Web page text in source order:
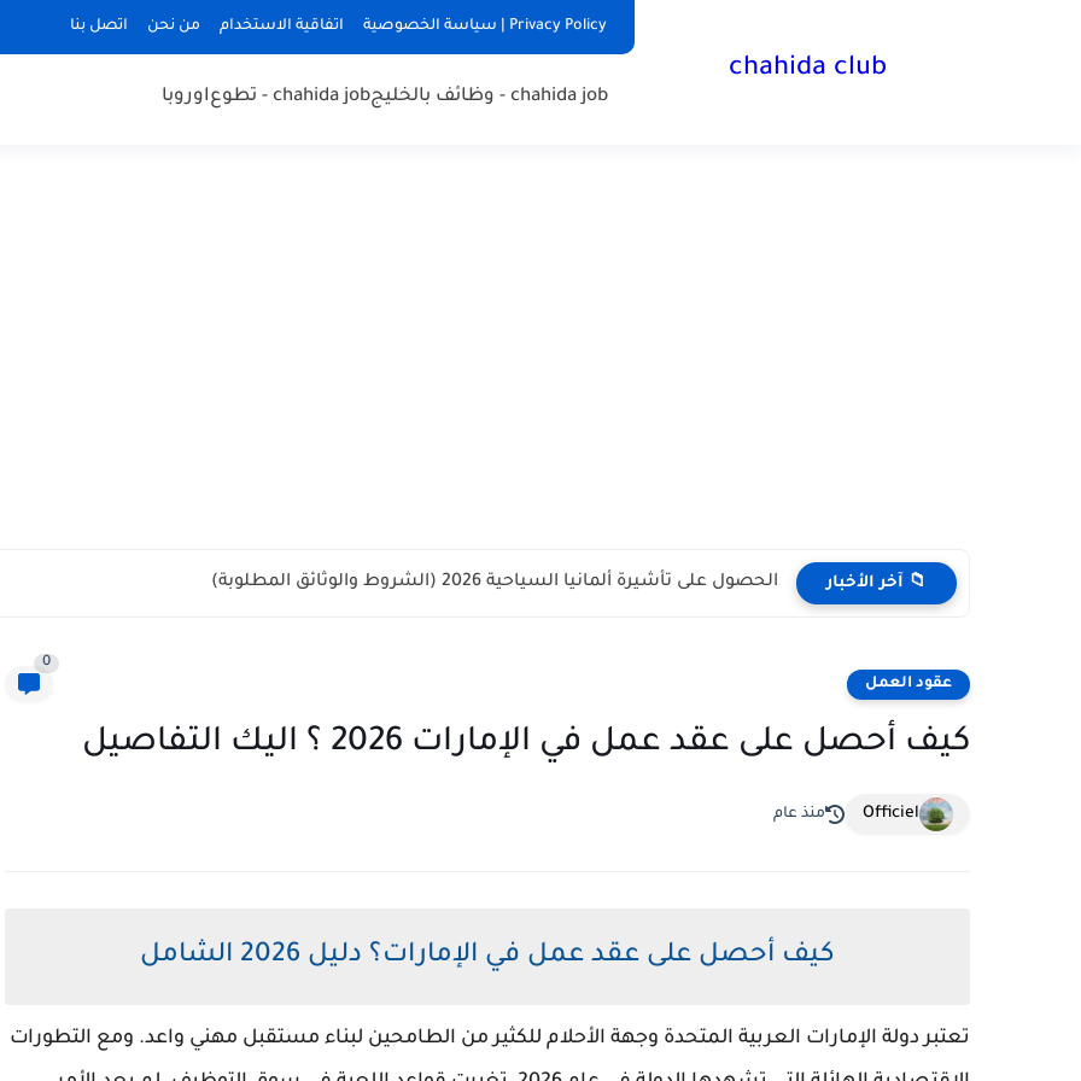
Privacy Policy | سياسة الخصوصية اتفاقية الاستخدام من نحن اتصل بنا
chahida club
chahida job - وظائف بالخليج chahida job - تطوع اوروبا
📁 آخر الأخبار الحصول على تأشيرة ألمانيا السياحية 2026 (الشروط والوثائق المطلوبة)
عقود العمل
0
كيف أحصل على عقد عمل في الإمارات 2026 ؟ اليك التفاصيل
Officiel منذ عام
كيف أحصل على عقد عمل في الإمارات؟ دليل 2026 الشامل
تعتبر دولة الإمارات العربية المتحدة وجهة الأحلام للكثير من الطامحين لبناء مستقبل مهني واعد. ومع التطورات